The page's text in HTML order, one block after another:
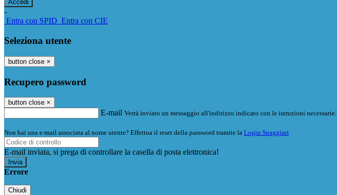
-
Entra con SPID Entra con CIE
Seleziona utente
button close ×
Recupero password
button close ×
E-mail Verrà inviato un messaggio all'indirizzo indicato con le istruzioni necessarie.
Non hai una e-mail associata al nome utente? Effettua il reset della password tramite la Login Spaggiari
E-mail inviata, si prega di controllare la casella di posta elettronica!
Errore
Chiudi